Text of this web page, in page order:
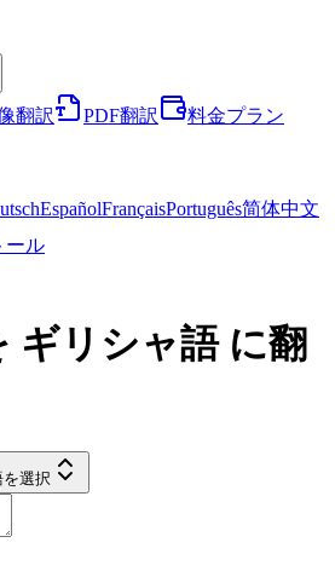
翻訳 PDF翻訳
料金プラン
EspañolFrançaisPortuguês简体中文
ール
ギリシャ語 に翻
選択